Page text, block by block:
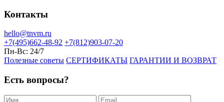
Контакты
hello@tnvm.ru
+7(495)662-48-92 +7(812)903-07-20
Пн-Вс: 24/7
Полезные советы СЕРТИФИКАТЫ ГАРАНТИИ И ВОЗВРАТ
Есть вопросы?